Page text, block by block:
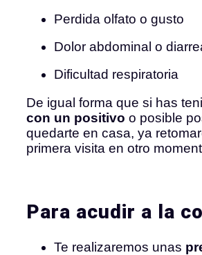
Perdida olfato o gusto
Dolor abdominal o
Dificultad respiratoria
De igual forma que si has
con un positivo o posible
quedarte en casa, ya
primera visita en otro
Para acudir a la
Te realizaremos unas